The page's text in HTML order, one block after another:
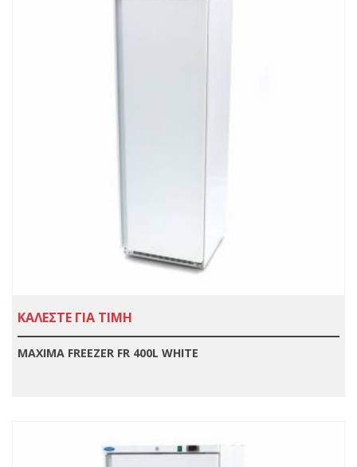
ΚΑΛΕΣΤΕ ΓΙΑ ΤΙΜΗ
MAXIMA FREEZER FR 400L WHITE